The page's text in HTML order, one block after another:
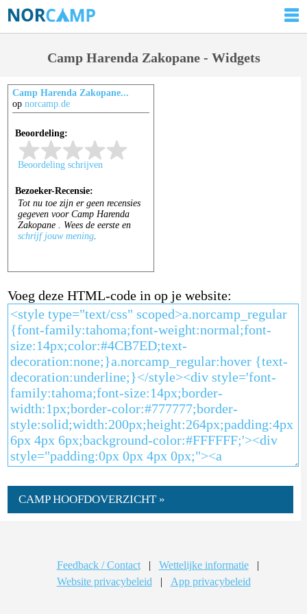
Camp Harenda Zakopane - Widgets
Camp Harenda Zakopane...
op norcamp.de
Voeg deze HTML-code in op je website:
CAMP HOOFDOVERZICHT »
Feedback / Contact | Wettelijke informatie
|
Website privacybeleid
| App privacybeleid